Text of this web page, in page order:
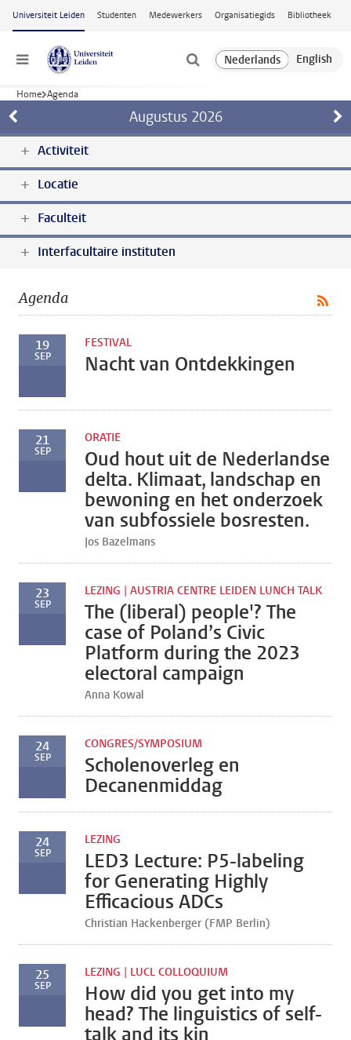
Ga naar hoofdinhoud
Universiteit Leiden Studenten Medewerkers Organisatiegids Bibliotheek
Menu
Home Agenda
Augustus 2026
Activiteit
Locatie
Faculteit
Interfacultaire instituten
Agenda
19
SEP
FESTIVAL
Nacht van Ontdekkingen
21
SEP
ORATIE
Oud hout uit de Nederlandse
delta. Klimaat, landschap en
bewoning en het onderzoek
van subfossiele bosresten.
Jos Bazelmans
23
SEP
LEZING | AUSTRIA CENTRE LEIDEN LUNCH TALK
The (liberal) people'? The
case of Poland’s Civic
Platform during the 2023
electoral campaign
Anna Kowal
24
SEP
CONGRES/SYMPOSIUM
Scholenoverleg en
Decanenmiddag
24
SEP
LEZING
LED3 Lecture: P5-labeling
for Generating Highly
Efficacious ADCs
Christian Hackenberger (FMP Berlin)
25
SEP
LEZING | LUCL COLLOQUIUM
How did you get into my
head? The linguistics of self-
talk and its kin